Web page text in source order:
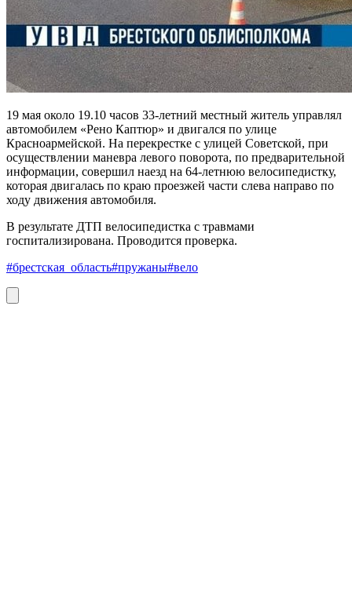
19 мая около 19.10 часов 33-летний местный житель управлял
автомобилем «Рено Каптюр» и двигался по улице
Красноармейской. На перекрестке с улицей Советской, при
осуществлении маневра левого поворота, по предварительной
информации, совершил наезд на 64-летнюю велосипедистку,
которая двигалась по краю проезжей части слева направо по
ходу движения автомобиля.
В результате ДТП велосипедистка с травмами
госпитализирована. Проводится проверка.
#брестская_область#пружаны#вело